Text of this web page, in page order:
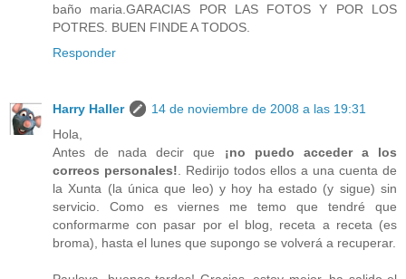
baño maria.GARACIAS POR LAS FOTOS Y POR LOS
POTRES. BUEN FINDE A TODOS.
Responder
Harry Haller
14 de noviembre de 2008 a las 19:31
Hola,
Antes de nada decir que ¡no puedo acceder a los
correos personales!. Redirijo todos ellos a una cuenta de
la Xunta (la única que leo) y hoy ha estado (y sigue) sin
servicio. Como es viernes me temo que tendré que
conformarme con pasar por el blog, receta a receta (es
broma), hasta el lunes que supongo se volverá a recuperar.